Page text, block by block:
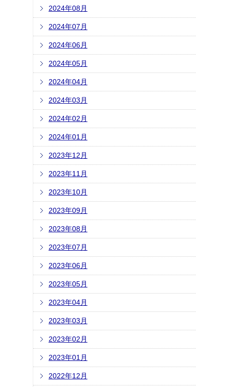
2024年08月
2024年07月
2024年06月
2024年05月
2024年04月
2024年03月
2024年02月
2024年01月
2023年12月
2023年11月
2023年10月
2023年09月
2023年08月
2023年07月
2023年06月
2023年05月
2023年04月
2023年03月
2023年02月
2023年01月
2022年12月